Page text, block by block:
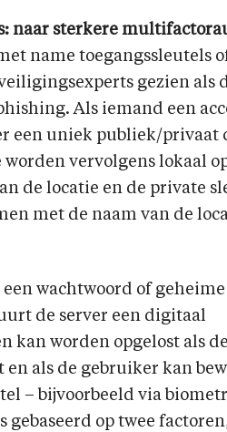
naar sterkere
name toegangssleutels
gezien als
Als iemand een
een uniek publiek/privaat
vervolgens lokaal
de locatie en de private
met de naam van de
wachtwoord of
de server een digitaal
kan worden opgelost als
en als de gebruiker kan
– bijvoorbeeld via
op twee